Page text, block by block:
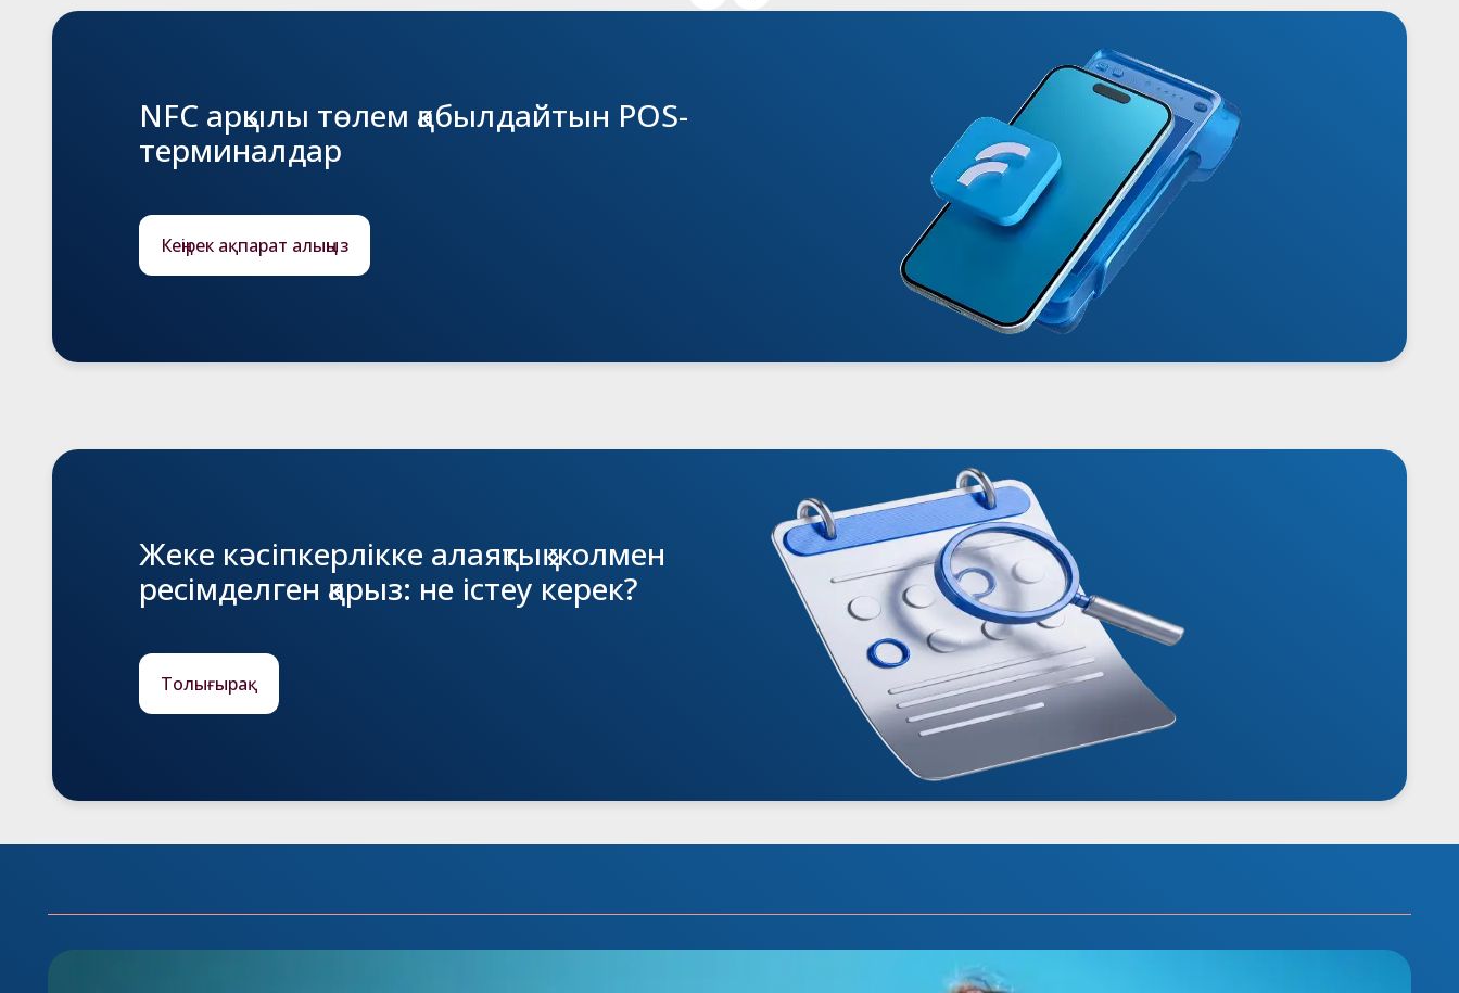
NFC арқылы төлем қабылдайтын POS-
терминалдар
Кеңірек ақпарат алыңыз
Жеке кәсіпкерлікке алаяқтық жолмен
ресімделген қарыз: не істеу керек?
Толығырақ